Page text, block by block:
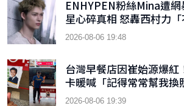
ENHYPEN粉絲Mina遭
星心碎真相 怒轟西村力
洲粉絲」
2026-08-06 19:48
台灣早餐店因崔始源爆
卡暖喊「記得常常幫我換
2026-08-06 19:39